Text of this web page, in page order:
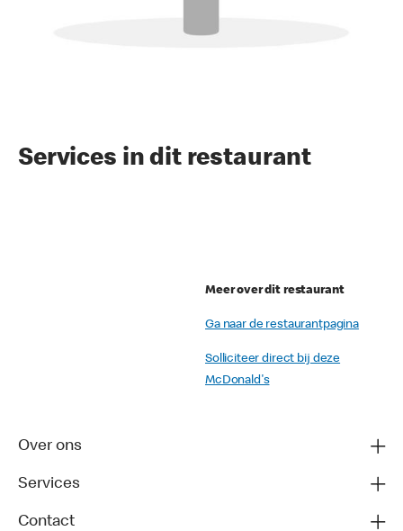
Services in dit restaurant
Meer over dit restaurant
Ga naar de restaurantpagina
Solliciteer direct bij deze
McDonald's
Over ons
Services
Contact